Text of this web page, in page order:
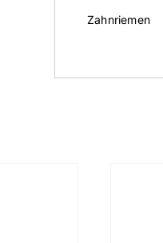
Zahnriemen